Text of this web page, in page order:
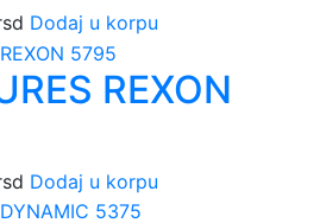
Dodaj u korpu
REXON
Dodaj u korpu